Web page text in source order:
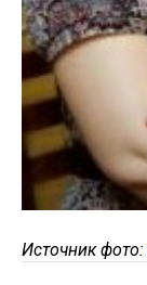
Источник фото: